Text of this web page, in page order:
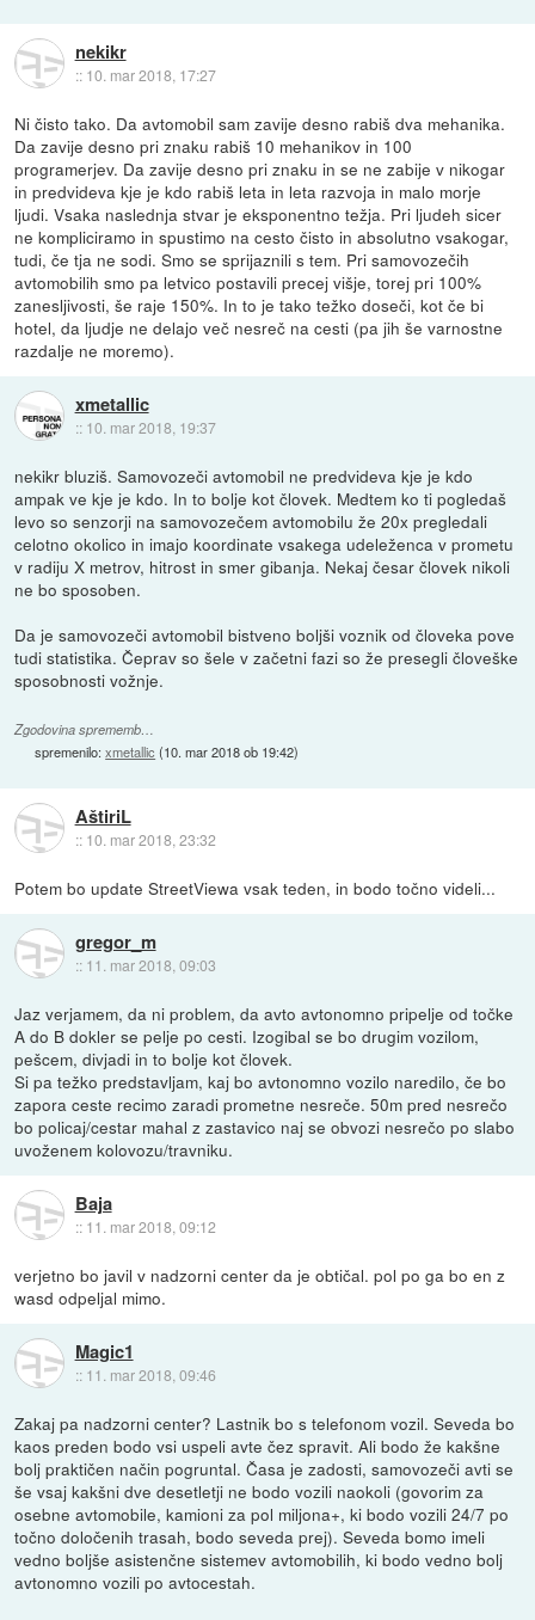
nekikr
:: 10. mar 2018, 17:27
Ni čisto tako. Da avtomobil sam zavije desno rabiš dva mehanika.
Da zavije desno pri znaku rabiš 10 mehanikov in 100
programerjev. Da zavije desno pri znaku in se ne zabije v nikogar
in predvideva kje je kdo rabiš leta in leta razvoja in malo morje
ljudi. Vsaka naslednja stvar je eksponentno težja. Pri ljudeh sicer
ne kompliciramo in spustimo na cesto čisto in absolutno vsakogar,
tudi, če tja ne sodi. Smo se sprijaznili s tem. Pri samovozečih
avtomobilih smo pa letvico postavili precej višje, torej pri 100%
zanesljivosti, še raje 150%. In to je tako težko doseči, kot če bi
hotel, da ljudje ne delajo več nesreč na cesti (pa jih še varnostne
razdalje ne moremo).
xmetallic
:: 10. mar 2018, 19:37
nekikr bluziš. Samovozeči avtomobil ne predvideva kje je kdo
ampak ve kje je kdo. In to bolje kot človek. Medtem ko ti pogledaš
levo so senzorji na samovozečem avtomobilu že 20x pregledali
celotno okolico in imajo koordinate vsakega udeleženca v prometu
v radiju X metrov, hitrost in smer gibanja. Nekaj česar človek nikoli
ne bo sposoben.
Da je samovozeči avtomobil bistveno boljši voznik od človeka pove
tudi statistika. Čeprav so šele v začetni fazi so že presegli človeške
sposobnosti vožnje.
Zgodovina sprememb…
spremenilo:xmetallic (10. mar 2018 ob 19:42)
AštiriL
:: 10. mar 2018, 23:32
Potem bo update StreetViewa vsak teden, in bodo točno videli...
gregor_m
:: 11. mar 2018, 09:03
Jaz verjamem, da ni problem, da avto avtonomno pripelje od točke
A do B dokler se pelje po cesti. Izogibal se bo drugim vozilom,
pešcem, divjadi in to bolje kot človek.
Si pa težko predstavljam, kaj bo avtonomno vozilo naredilo, če bo
zapora ceste recimo zaradi prometne nesreče. 50m pred nesrečo
bo policaj/cestar mahal z zastavico naj se obvozi nesrečo po slabo
uvoženem kolovozu/travniku.
Baja
:: 11. mar 2018, 09:12
verjetno bo javil v nadzorni center da je obtičal. pol po ga bo en z
wasd odpeljal mimo.
Magic1
:: 11. mar 2018, 09:46
Zakaj pa nadzorni center? Lastnik bo s telefonom vozil. Seveda bo
kaos preden bodo vsi uspeli avte čez spravit. Ali bodo že kakšne
bolj praktičen način pogruntal. Časa je zadosti, samovozeči avti se
še vsaj kakšni dve desetletji ne bodo vozili naokoli (govorim za
osebne avtomobile, kamioni za pol miljona+, ki bodo vozili 24/7 po
točno določenih trasah, bodo seveda prej). Seveda bomo imeli
vedno boljše asistenčne sistemev avtomobilih, ki bodo vedno bolj
avtonomno vozili po avtocestah.